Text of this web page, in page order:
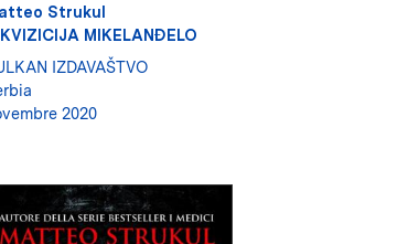
Strukul
MIKELANĐELO
IZDAVAŠTVO
2020